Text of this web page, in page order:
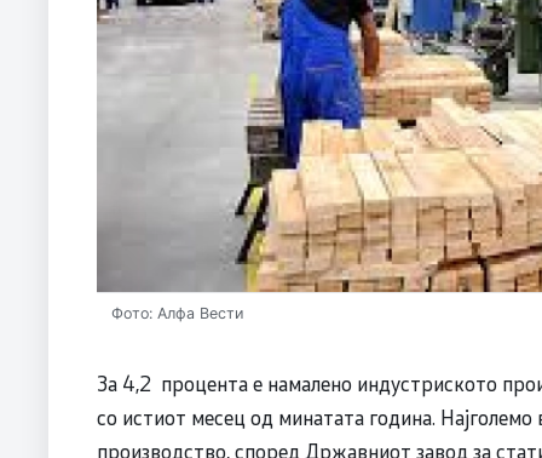
Фото: Алфа Вести
За 4,2 процента е намалено индустриското
со истиот месец од минатата година.
производство, според Државниот завод за